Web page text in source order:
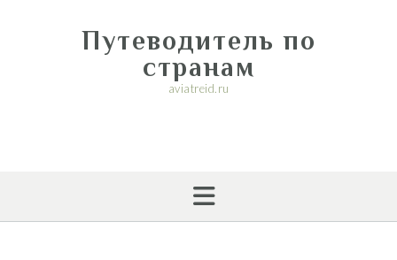
Путеводитель по
странам
aviatreid.ru